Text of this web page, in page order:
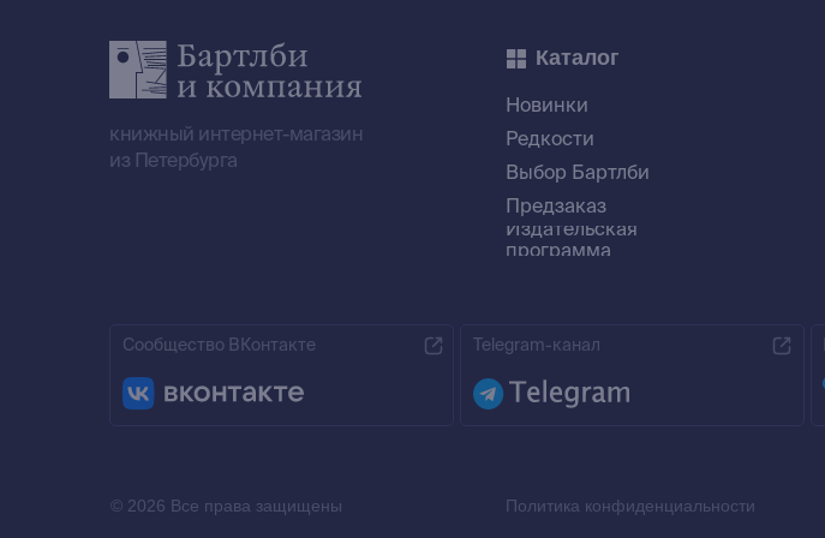
книжный интернет-магазин
из Петербурга
Каталог
Политика конфиденциальности
© 2026 Все права защищены
Сообщество ВКонтакте
Предзаказ
Выбор Бартлби
Редкости
Новинки
Издательская
программа
Telegram-канал